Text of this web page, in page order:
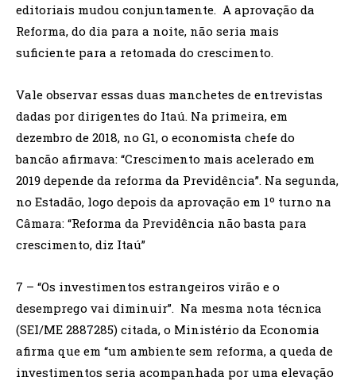
editoriais mudou conjuntamente. A aprovação da
Reforma, do dia para a noite, não seria mais
suficiente para a retomada do crescimento.
Vale observar essas duas manchetes de entrevistas
dadas por dirigentes do Itaú. Na primeira, em
dezembro de 2018, no G1, o economista chefe do
bancão afirmava: “Crescimento mais acelerado em
2019 depende da reforma da Previdência”. Na segunda,
no Estadão, logo depois da aprovação em 1º turno na
Câmara: “Reforma da Previdência não basta para
crescimento, diz Itaú”
7 – “Os investimentos estrangeiros virão e o
desemprego vai diminuir”. Na mesma nota técnica
(SEI/ME 2887285) citada, o Ministério da Economia
afirma que em “um ambiente sem reforma, a queda de
investimentos seria acompanhada por uma elevação